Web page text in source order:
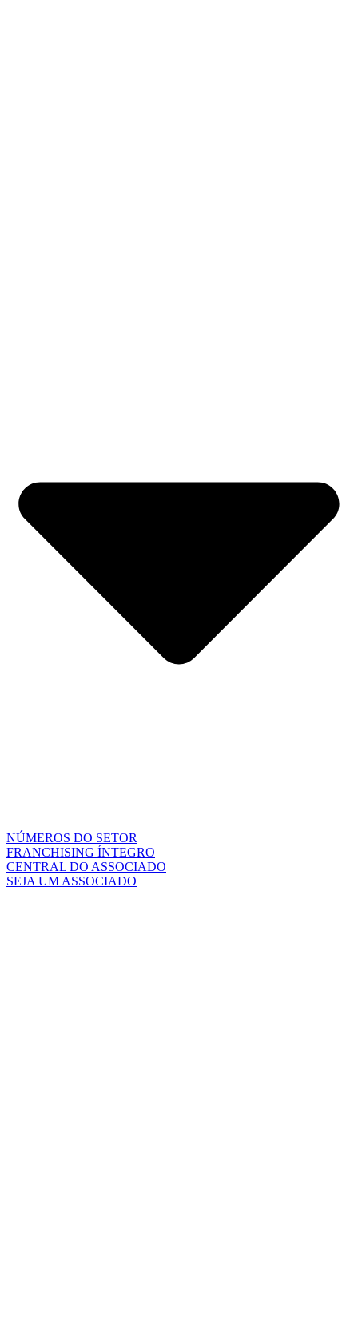
NÚMEROS DO SETOR
FRANCHISING ÍNTEGRO
CENTRAL DO ASSOCIADO
SEJA UM ASSOCIADO